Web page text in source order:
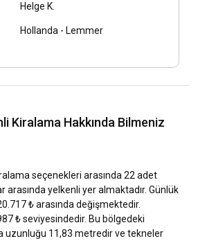
Helge K.
Hollanda - Lemmer
Kiralama Hakkında Bilmeniz
seçenekleri arasında 22 adet
arasında yelkenli yer almaktadır. Günlük
₺ arasında değişmektedir.
₺ seviyesindedir. Bu bölgedeki
uzunluğu 11,83 metredir ve tekneler